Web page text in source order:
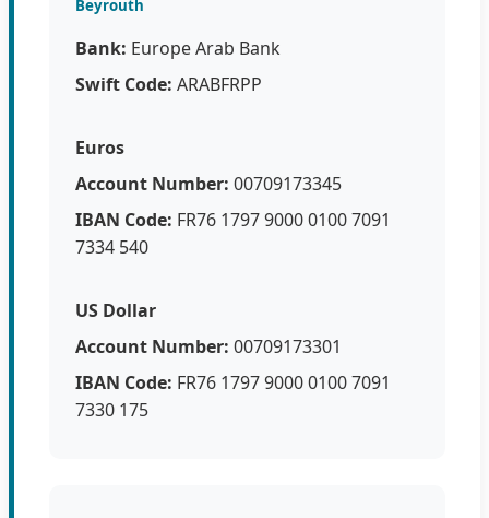
Beyrouth
Bank: Europe Arab Bank
Swift Code: ARABFRPP
Euros
Account Number: 00709173345
IBAN Code: FR76 1797 9000 0100 7091
7334 540
US Dollar
Account Number: 00709173301
IBAN Code: FR76 1797 9000 0100 7091
7330 175